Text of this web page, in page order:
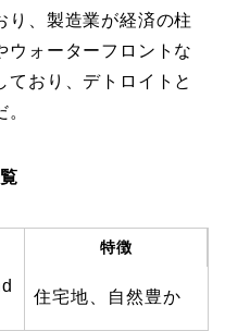
り、製造業が経済の柱
ウォーターフロントな
ており、デトロイトと
特徴
住宅地、自然豊か